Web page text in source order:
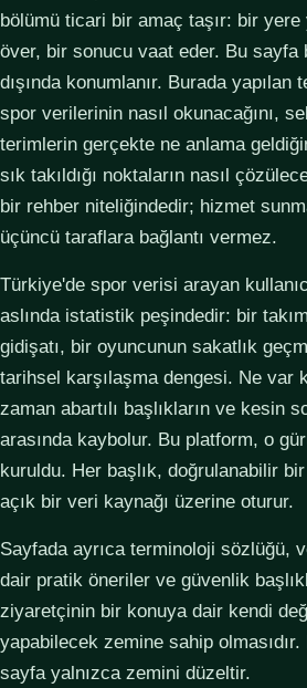
bölümü ticari bir amaç taşır: bir
över, bir sonucu vaat eder. Bu sayfa
dışında konumlanır. Burada yapılan
spor verilerinin nasıl okunacağını,
terimlerin gerçekte ne anlama
sık takıldığı noktaların nasıl
bir rehber niteliğindedir; hizmet
üçüncü taraflara bağlantı vermez.
Türkiye'de spor verisi arayan
aslında istatistik peşindedir: bir
gidişatı, bir oyuncunun sakatlık
tarihsel karşılaşma dengesi. Ne var
zaman abartılı başlıkların ve kesin
arasında kaybolur. Bu platform, o
kuruldu. Her başlık, doğrulanabilir
açık bir veri kaynağı üzerine oturur.
Sayfada ayrıca terminoloji sözlüğü,
dair pratik öneriler ve güvenlik
ziyaretçinin bir konuya dair kendi
yapabilecek zemine sahip
sayfa yalnızca zemini düzeltir.